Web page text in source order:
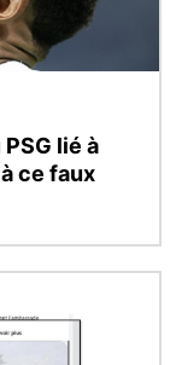
lié à
ce faux